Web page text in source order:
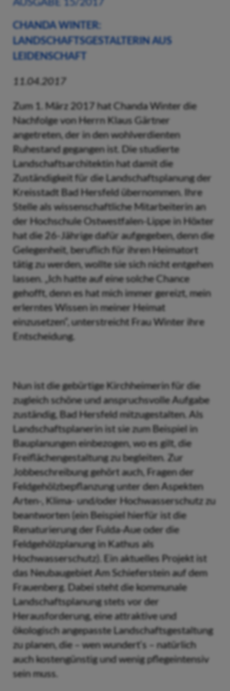
CHANDA WINTER:
LANDSCHAFTSGESTALTERIN AUS
LEIDENSCHAFT
11.04.2017
Zum 1. März 2017 hat Chanda Winter die
Nachfolge von Herrn Klaus Gärtner
angetreten, der in den wohlverdienten
Ruhestand gegangen ist. Die studierte
Landschaftsarchitektin hat damit die
Zuständigkeit für die Landschaftsplanung der
Kreisstadt Bad Hersfeld übernommen. Ihre
Stelle als wissenschaftliche Mitarbeiterin an
der Hochschule Ostwestfalen-Lippe in Höxter
hat die 26-Jährige dafür aufgegeben, denn die
Gelegenheit, beruflich für ihren Heimatort
tätig zu werden, wollte sie sich nicht entgehen
lassen. „Ich hatte auf eine solche Chance
gehofft, denn es hat mich immer gereizt, mein
erlerntes Wissen in meiner Heimat
einzusetzen“, unterstreicht Frau Winter ihre
Entscheidung.
Nun ist die gebürtige Kirchheimerin für die
zugleich schöne und anspruchsvolle Aufgabe
zuständig, Bad Hersfeld mitzugestalten. Als
Landschaftsplanerin ist sie zum Beispiel in
Bauplanungen einbezogen, wo es gilt, die
Freiflächengestaltung zu begleiten. Zur
Jobbeschreibung gehört auch, Fragen der
Feldgehölzbepflanzung unter den Aspekten
Arten-, Klima- und/oder Hochwasserschutz zu
beantworten (ein Beispiel hierfür ist die
Renaturierung der Fulda-Aue oder die
Feldgehölzplanung in Kathus als
Hochwasserschutz). Ein aktuelles Projekt ist
das Neubaugebiet Am Schieferstein auf dem
Frauenberg. Dabei steht die kommunale
Landschaftsplanung stets vor der
Herausforderung, eine attraktive und
ökologisch angepasste Landschaftsgestaltung
zu planen, die – wen wundert‘s – natürlich
auch kostengünstig und wenig pflegeintensiv
sein muss.